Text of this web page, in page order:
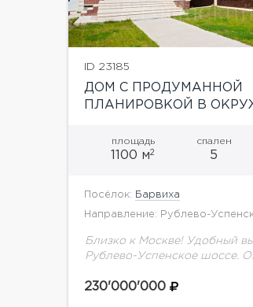
ID 23185
ДОМ С ПРОДУМАННОЙ
ПЛАНИРОВКОЙ В
площадь
1100 м2
спален
5
Посёлок: Барвиха
Направление: Рублево-
Близко к Москве! Удобный
Рублево-Успенское шоссе.
леса. Тишина и покой.
230'000'000